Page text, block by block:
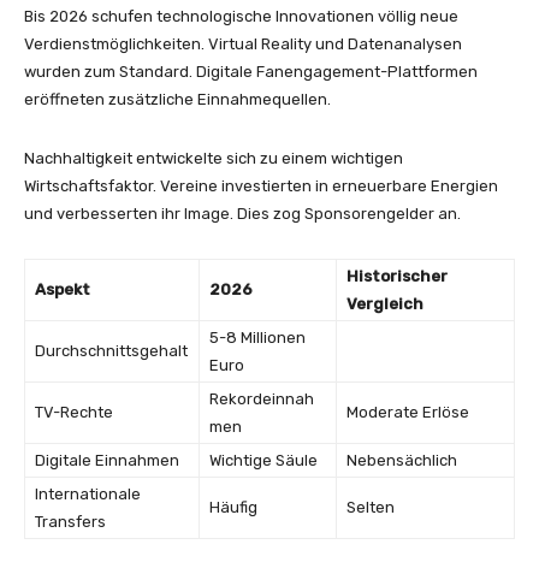
Bis 2026 schufen technologische Innovationen völlig neue
Verdienstmöglichkeiten. Virtual Reality und Datenanalysen
wurden zum Standard. Digitale Fanengagement-Plattformen
eröffneten zusätzliche Einnahmequellen.
Nachhaltigkeit entwickelte sich zu einem wichtigen
Wirtschaftsfaktor. Vereine investierten in erneuerbare Energien
und verbesserten ihr Image. Dies zog Sponsorengelder an.
Aspekt 2026
Historischer
Vergleich
Durchschnittsgehalt
5-8 Millionen
Euro
TV-Rechte
Rekordeinnah
men
Moderate Erlöse
Digitale Einnahmen Wichtige Säule
Nebensächlich
Internationale
Transfers
Häufig Selten